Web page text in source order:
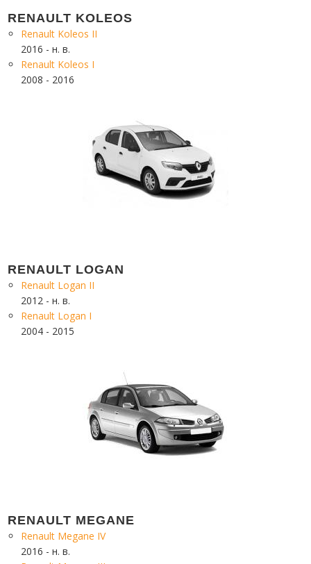
RENAULT KOLEOS
Renault Koleos II
2016 - н. в.
Renault Koleos I
2008 - 2016
RENAULT LOGAN
Renault Logan II
2012 - н. в.
Renault Logan I
2004 - 2015
RENAULT MEGANE
Renault Megane IV
2016 - н. в.